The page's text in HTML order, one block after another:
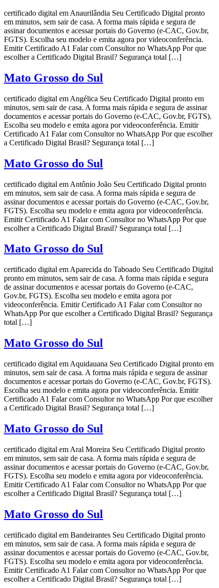
certificado digital em Anaurilândia Seu Certificado Digital pronto
em minutos, sem sair de casa. A forma mais rápida e segura de
assinar documentos e acessar portais do Governo (e-CAC, Gov.br,
FGTS). Escolha seu modelo e emita agora por videoconferência.
Emitir Certificado A1 Falar com Consultor no WhatsApp Por que
escolher a Certificado Digital Brasil? Segurança total […]
Mato Grosso do Sul
certificado digital em Angélica Seu Certificado Digital pronto em
minutos, sem sair de casa. A forma mais rápida e segura de assinar
documentos e acessar portais do Governo (e-CAC, Gov.br, FGTS).
Escolha seu modelo e emita agora por videoconferência. Emitir
Certificado A1 Falar com Consultor no WhatsApp Por que escolher
a Certificado Digital Brasil? Segurança total […]
Mato Grosso do Sul
certificado digital em Antônio João Seu Certificado Digital pronto
em minutos, sem sair de casa. A forma mais rápida e segura de
assinar documentos e acessar portais do Governo (e-CAC, Gov.br,
FGTS). Escolha seu modelo e emita agora por videoconferência.
Emitir Certificado A1 Falar com Consultor no WhatsApp Por que
escolher a Certificado Digital Brasil? Segurança total […]
Mato Grosso do Sul
certificado digital em Aparecida do Taboado Seu Certificado Digital
pronto em minutos, sem sair de casa. A forma mais rápida e segura
de assinar documentos e acessar portais do Governo (e-CAC,
Gov.br, FGTS). Escolha seu modelo e emita agora por
videoconferência. Emitir Certificado A1 Falar com Consultor no
WhatsApp Por que escolher a Certificado Digital Brasil? Segurança
total […]
Mato Grosso do Sul
certificado digital em Aquidauana Seu Certificado Digital pronto em
minutos, sem sair de casa. A forma mais rápida e segura de assinar
documentos e acessar portais do Governo (e-CAC, Gov.br, FGTS).
Escolha seu modelo e emita agora por videoconferência. Emitir
Certificado A1 Falar com Consultor no WhatsApp Por que escolher
a Certificado Digital Brasil? Segurança total […]
Mato Grosso do Sul
certificado digital em Aral Moreira Seu Certificado Digital pronto
em minutos, sem sair de casa. A forma mais rápida e segura de
assinar documentos e acessar portais do Governo (e-CAC, Gov.br,
FGTS). Escolha seu modelo e emita agora por videoconferência.
Emitir Certificado A1 Falar com Consultor no WhatsApp Por que
escolher a Certificado Digital Brasil? Segurança total […]
Mato Grosso do Sul
certificado digital em Bandeirantes Seu Certificado Digital pronto
em minutos, sem sair de casa. A forma mais rápida e segura de
assinar documentos e acessar portais do Governo (e-CAC, Gov.br,
FGTS). Escolha seu modelo e emita agora por videoconferência.
Emitir Certificado A1 Falar com Consultor no WhatsApp Por que
escolher a Certificado Digital Brasil? Segurança total […]